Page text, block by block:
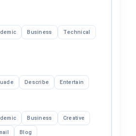
Business Technical
Describe Entertain
Business Creative
Blog